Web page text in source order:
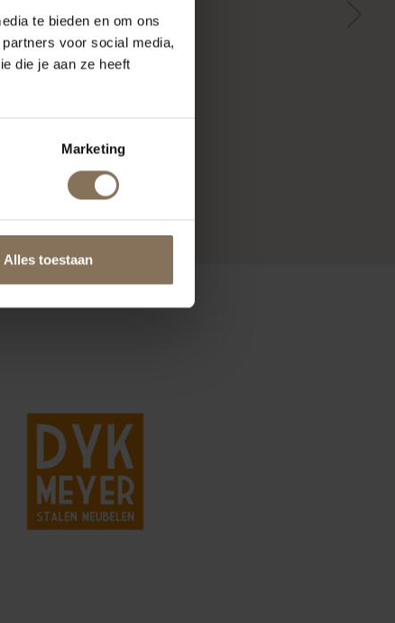
te bieden en om ons
voor social media,
die je aan ze heeft
Marketing
Alles toestaan